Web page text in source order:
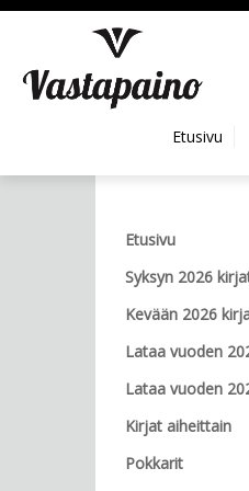
Hyppää pääsisältöön
Etusivu
Etusivu
Syksyn 2026
Kevään 2026
Lataa vuoden
Lataa vuoden
Kirjat aiheittain
Pokkarit